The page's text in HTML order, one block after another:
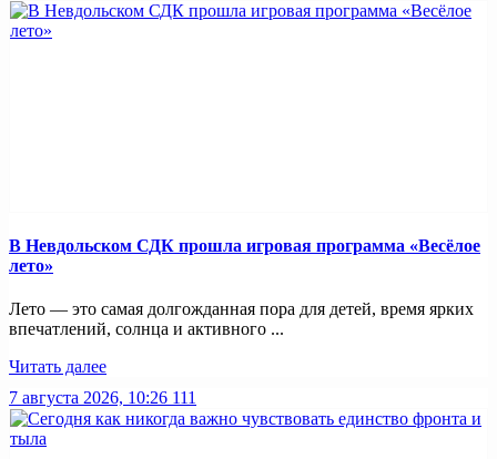
В Невдольском СДК прошла игровая программа «Весёлое
лето»
Лето — это самая долгожданная пора для детей, время ярких
впечатлений, солнца и активного ...
Читать далее
7 августа 2026, 10:26 111